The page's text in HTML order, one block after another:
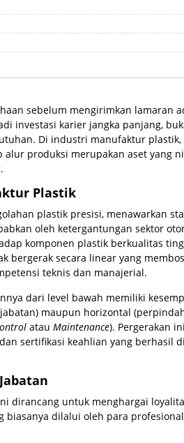
sebelum mengirimkan lamaran
investasi karier jangka panjang,
Di industri manufaktur plastik,
produksi merupakan aset yang
Plastik
plastik presisi, menawarkan
oleh ketergantungan sektor
komponen plastik berkualitas
bergerak secara linear yang
teknis dan manajerial.
dari level bawah memiliki
maupun horizontal
atau Maintenance). Pergerakan
sertifikasi keahlian yang berhasil
dirancang untuk menghargai
biasanya dilalui oleh para